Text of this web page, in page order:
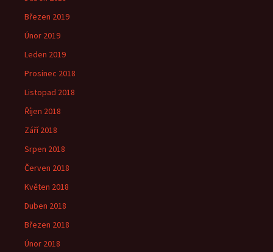
Březen 2019
Únor 2019
Leden 2019
Prosinec 2018
Listopad 2018
Říjen 2018
Září 2018
Srpen 2018
Červen 2018
Květen 2018
Duben 2018
Březen 2018
Únor 2018